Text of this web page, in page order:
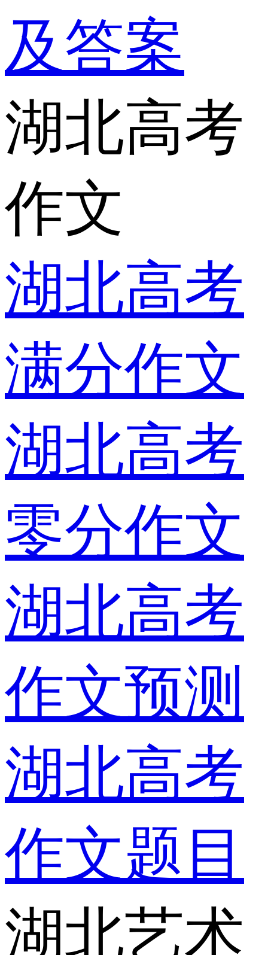
及答案
湖北高考
作文
湖北高考
满分作文
湖北高考
零分作文
湖北高考
作文预测
湖北高考
作文题目
湖北艺术